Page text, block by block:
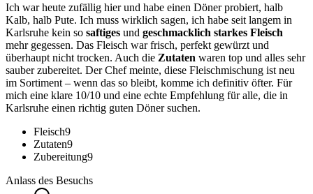
Ich war heute zufällig hier und habe einen Döner probiert, halb
Kalb, halb Pute. Ich muss wirklich sagen, ich habe seit langem in
Karlsruhe kein so saftiges und geschmacklich starkes Fleisch
mehr gegessen. Das Fleisch war frisch, perfekt gewürzt und
überhaupt nicht trocken. Auch die Zutaten waren top und alles sehr
sauber zubereitet. Der Chef meinte, diese Fleischmischung ist neu
im Sortiment – wenn das so bleibt, komme ich definitiv öfter. Für
mich eine klare 10/10 und eine echte Empfehlung für alle, die in
Karlsruhe einen richtig guten Döner suchen.
Fleisch9
Zutaten9
Zubereitung9
Anlass des Besuchs